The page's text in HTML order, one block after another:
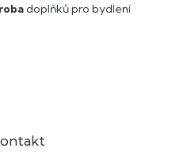
doplňků pro bydlení